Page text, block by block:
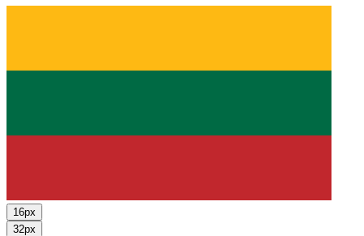
16px
32px